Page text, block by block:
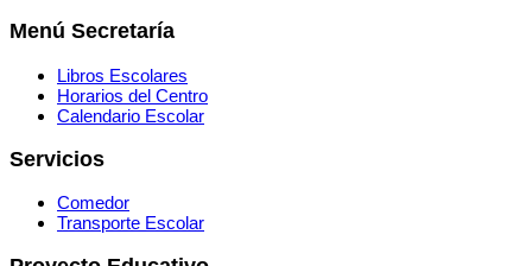
Menú Secretaría
Libros Escolares
Horarios del Centro
Calendario Escolar
Servicios
Comedor
Transporte Escolar